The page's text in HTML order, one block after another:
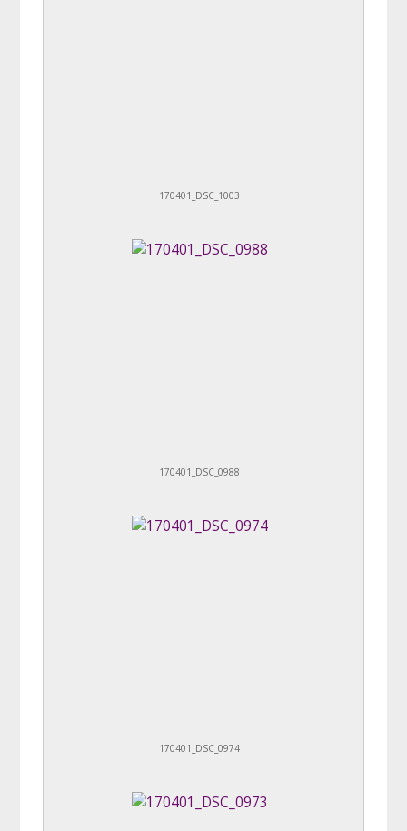
170401_DSC_1003
170401_DSC_0988
170401_DSC_0974